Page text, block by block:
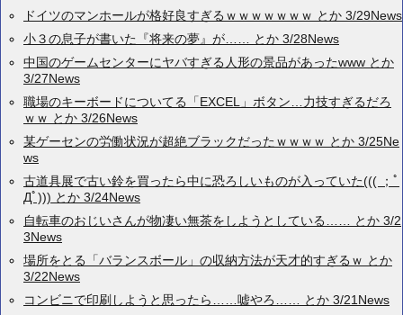
ドイツのマンホールが格好良すぎるｗｗｗｗｗｗｗ とか 3/29News
小３の息子が書いた『将来の夢』が…… とか 3/28News
中国のゲームセンターにヤバすぎる人形の景品があったwww とか
3/27News
職場のキーボードについてる「EXCEL」ボタン…力技すぎるだろ
ｗｗ とか 3/26News
某ゲーセンの労働状況が超絶ブラックだったｗｗｗｗ とか 3/25Ne
ws
古道具展で古い鈴を買ったら中に恐ろしいものが入っていた((( ；ﾟ
Дﾟ))) とか 3/24News
自転車のおじいさんが物凄い無茶をしようとしている…… とか 3/2
3News
場所をとる「バランスボール」の収納方法が天才的すぎるｗ とか
3/22News
コンビニで印刷しようと思ったら……嘘やろ…… とか 3/21News